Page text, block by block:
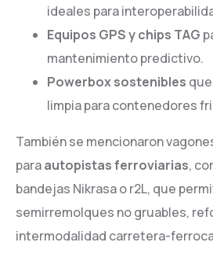
ideales para
Equipos GPS y chips TAG
mantenimiento predictivo.
Powerbox sostenibles
limpia para contenedores
También se mencionaron
paraautopistas ferroviarias,
bandejas Nikrasa o r2L, que
semirremolques no gruables,
intermodalidad carretera-